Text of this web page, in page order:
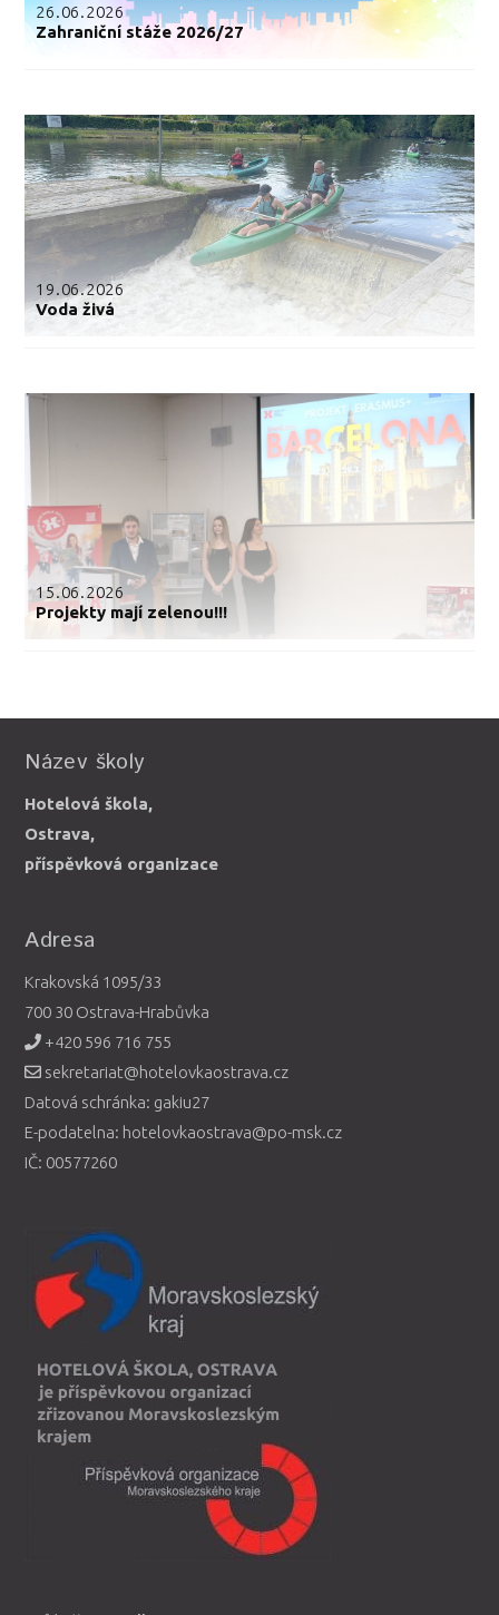
26.06.2026
Zahraniční stáže 2026/27
19.06.2026
Voda živá
15.06.2026
Projekty mají zelenou!!!
Název školy
Hotelová škola,
Ostrava,
příspěvková organizace
Adresa
Krakovská 1095/33
700 30 Ostrava-Hrabůvka
+420 596 716 755
sekretariat@hotelovkaostrava.cz
Datová schránka: gakiu27
E-podatelna: hotelovkaostrava@po-msk.cz
IČ: 00577260